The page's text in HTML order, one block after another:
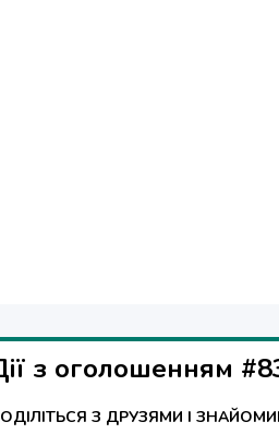
з оголошенням
З ДРУЗЯМИ І